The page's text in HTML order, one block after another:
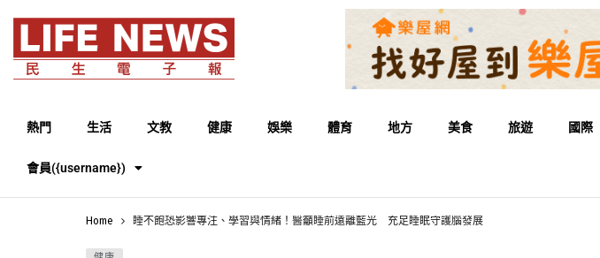
熱門 生活 文教 健康 娛樂 體育 地方 美食 旅遊 國際
會員({username})
Home 睡不飽恐影響專注、學習與情緒！醫籲睡前遠離藍光 充足睡眠守護腦發展